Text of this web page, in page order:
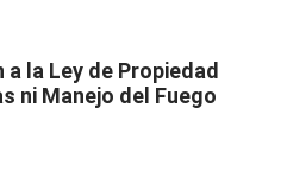
la Ley de Propiedad
ni Manejo del Fuego